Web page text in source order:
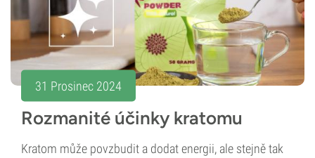
31 Prosinec 2024
Rozmanité účinky kratomu
Kratom může povzbudit a dodat energii, ale stejně tak